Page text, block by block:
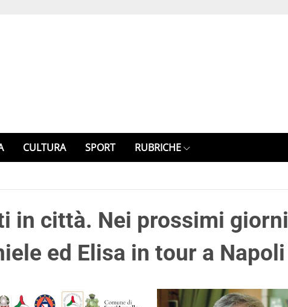
CULTURA SPORT RUBRICHE
in città. Nei prossimi giorni
ed Elisa in tour a Napoli